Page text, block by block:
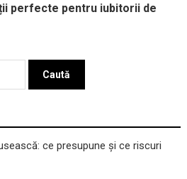
perfecte pentru iubitorii de
ce presupune și ce riscuri